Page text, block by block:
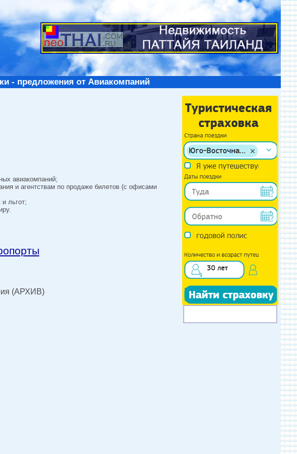
- предложения от Авиакомпаний
авиакомпаний;
и агентствам по продаже билетов (с офисами
льгот;
(АРХИВ)